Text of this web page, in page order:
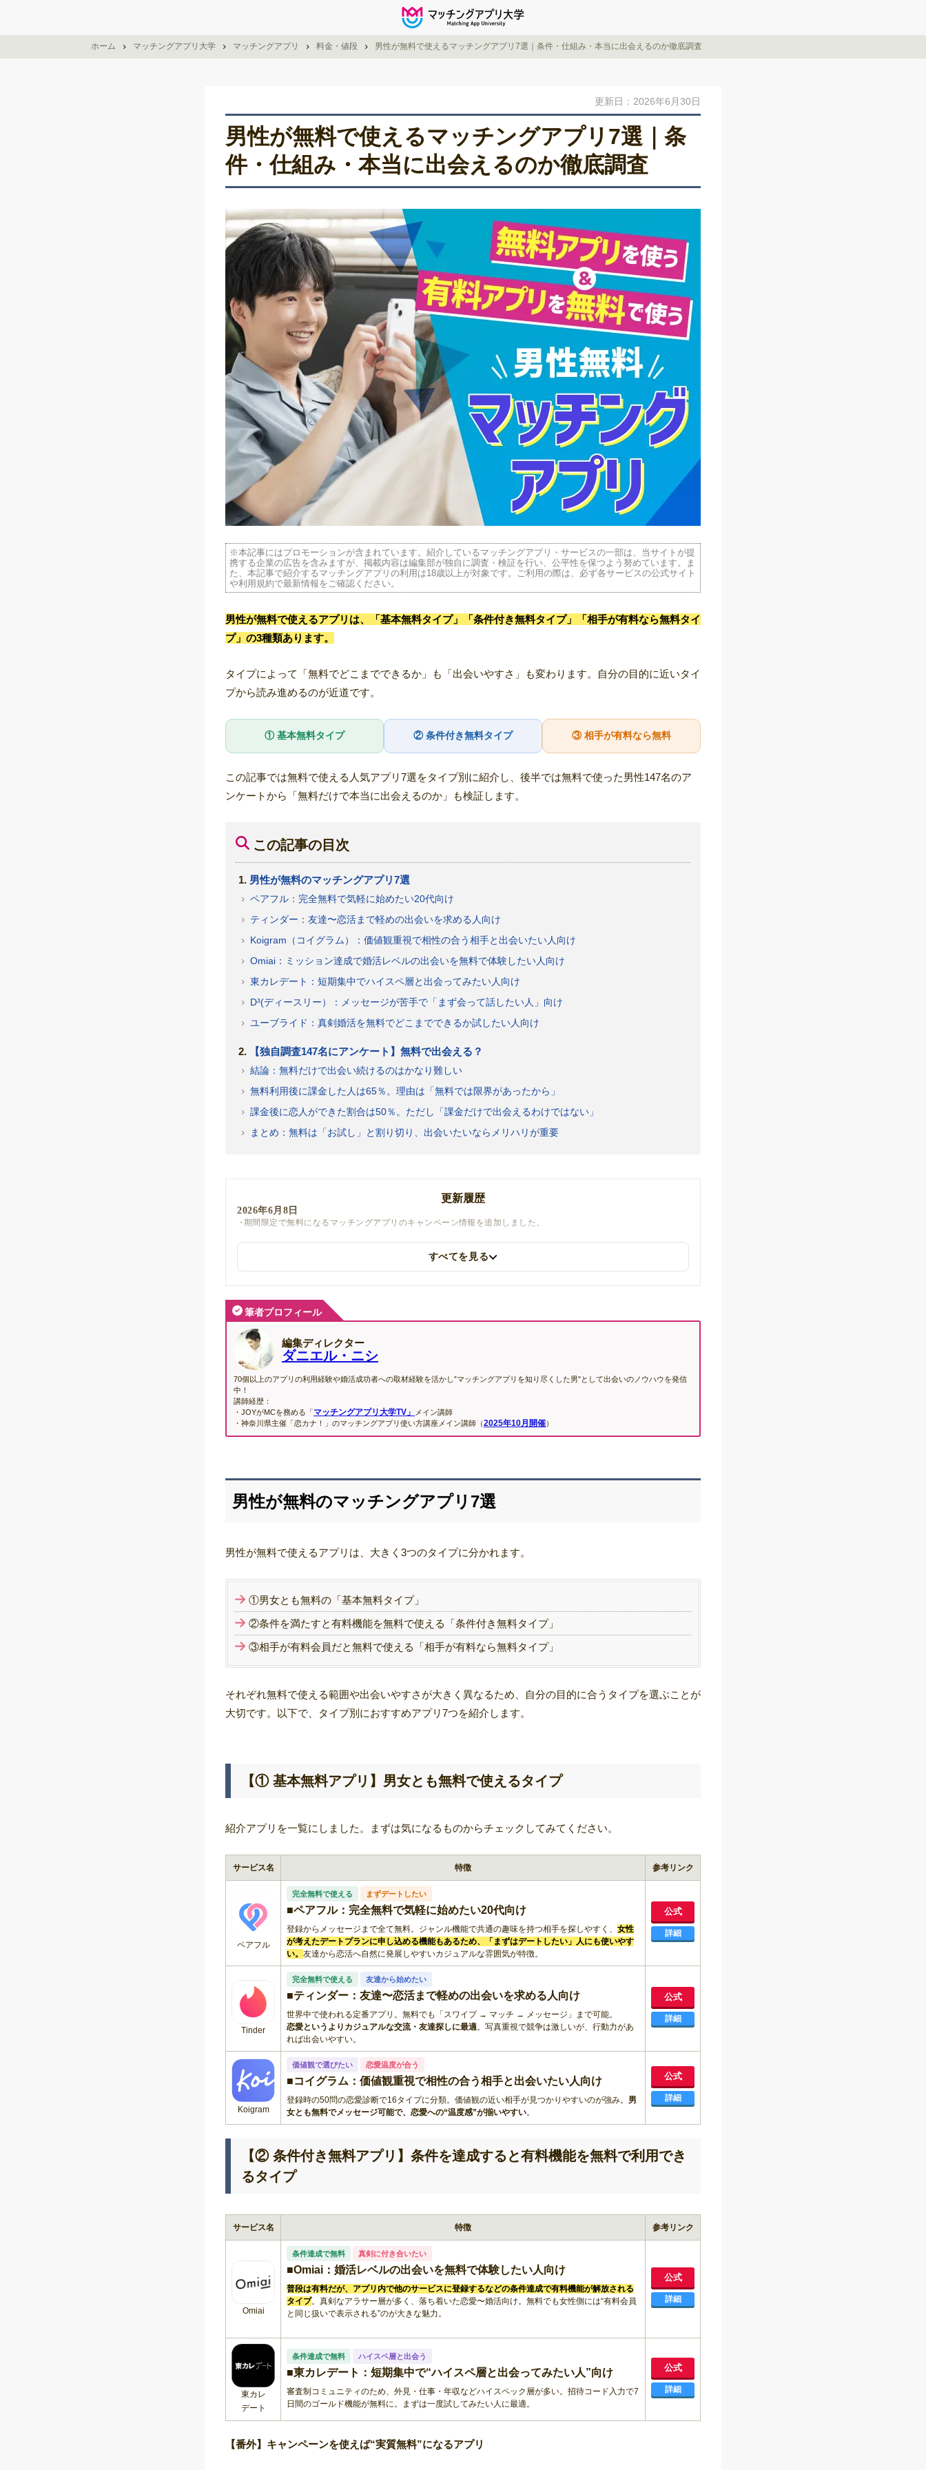
ホーム マッチングアプリ大学 マッチングアプリ 料金・値段 男性が無料で使えるマッチングアプリ7選｜条件・仕組み・本当に出会えるのか徹底調査
更新日：2026年6月30日
男性が無料で使えるマッチングアプリ7選｜条
件・仕組み・本当に出会えるのか徹底調査
※本記事にはプロモーションが含まれています。紹介しているマッチングアプリ・サービスの一部は、当サイトが提
携する企業の広告を含みますが、掲載内容は編集部が独自に調査・検証を行い、公平性を保つよう努めています。ま
た、本記事で紹介するマッチングアプリの利用は18歳以上が対象です。ご利用の際は、必ず各サービスの公式サイト
や利用規約で最新情報をご確認ください。
男性が無料で使えるアプリは、「基本無料タイプ」「条件付き無料タイプ」「相手が有料なら無料タイ
プ」の3種類あります。
タイプによって「無料でどこまでできるか」も「出会いやすさ」も変わります。自分の目的に近いタイ
プから読み進めるのが近道です。
① 基本無料タイプ ② 条件付き無料タイプ ③ 相手が有料なら無料
この記事では無料で使える人気アプリ7選をタイプ別に紹介し、後半では無料で使った男性147名のア
ンケートから「無料だけで本当に出会えるのか」も検証します。
この記事の目次
男性が無料のマッチングアプリ7選
ペアフル：完全無料で気軽に始めたい20代向け
ティンダー：友達〜恋活まで軽めの出会いを求める人向け
Koigram（コイグラム）：価値観重視で相性の合う相手と出会いたい人向け
Omiai：ミッション達成で婚活レベルの出会いを無料で体験したい人向け
東カレデート：短期集中でハイスペ層と出会ってみたい人向け
D³(ディースリー）：メッセージが苦手で「まず会って話したい人」向け
ユーブライド：真剣婚活を無料でどこまでできるか試したい人向け
【独自調査147名にアンケート】無料で出会える？
結論：無料だけで出会い続けるのはかなり難しい
無料利用後に課金した人は65％。理由は「無料では限界があったから」
課金後に恋人ができた割合は50％。ただし「課金だけで出会えるわけではない」
まとめ：無料は「お試し」と割り切り、出会いたいならメリハリが重要
更新履歴
2026年6月8日
期間限定で無料になるマッチングアプリのキャンペーン情報を追加しました。
Omiaiの年末年始キャンペーン情報を追加しました。
すべてを見る
筆者プロフィール
編集ディレクター
ダニエル・ニシ
70個以上のアプリの利用経験や婚活成功者への取材経験を活かし”マッチングアプリを知り尽くした男"として出会いのノウハウを発信
中！
講師経歴：
・JOYがMCを務める「 マッチングアプリ大学TV」
メイン講師
・神奈川県主催「恋カナ！」のマッチングアプリ使い方講座メイン講師（2025年10月開催）
男性が無料のマッチングアプリ7選
男性が無料で使えるアプリは、大きく3つのタイプに分かれます。
①男女とも無料の「基本無料タイプ」
②条件を満たすと有料機能を無料で使える「条件付き無料タイプ」
③相手が有料会員だと無料で使える「相手が有料なら無料タイプ」
それぞれ無料で使える範囲や出会いやすさが大きく異なるため、自分の目的に合うタイプを選ぶことが
大切です。以下で、タイプ別におすすめアプリ7つを紹介します。
【① 基本無料アプリ】男女とも無料で使えるタイプ
紹介アプリを一覧にしました。まずは気になるものからチェックしてみてください。
サービス名 特徴 参考リンク
ペアフル
完全無料で使える まずデートしたい
■ペアフル：完全無料で気軽に始めたい20代向け
登録からメッセージまで全て無料。ジャンル機能で共通の趣味を持つ相手を探しやすく、 女性
が考えたデートプランに申し込める機能もあるため、「まずはデートしたい」人にも使いやす
い。 友達から恋活へ自然に発展しやすいカジュアルな雰囲気が特徴。
公式
詳細
Tinder
完全無料で使える 友達から始めたい
■ティンダー：友達〜恋活まで軽めの出会いを求める人向け
世界中で使われる定番アプリ。無料でも「スワイプ → マッチ → メッセージ」まで可能。
恋愛というよりカジュアルな交流・友達探しに最適。写真重視で競争は激しいが、行動力があ
れば出会いやすい。
公式
詳細
Koigram
価値観で選びたい 恋愛温度が合う
■コイグラム：価値観重視で相性の合う相手と出会いたい人向け
登録時の50問の恋愛診断で16タイプに分類。価値観の近い相手が見つかりやすいのが強み。 男
女とも無料でメッセージ可能で、恋愛への“温度感”が揃いやすい。
公式
詳細
【② 条件付き無料アプリ】条件を達成すると有料機能を無料で利用でき
るタイプ
サービス名 特徴 参考リンク
Omiai
条件達成で無料 真剣に付き合いたい
■Omiai：婚活レベルの出会いを無料で体験したい人向け
普段は有料だが、アプリ内で他のサービスに登録するなどの条件達成で有料機能が解放される
タイプ。真剣なアラサー層が多く、落ち着いた恋愛〜婚活向け。無料でも女性側には“有料会員
と同じ扱いで表示される”のが大きな魅力。
公式
詳細
東カレ
デート
条件達成で無料 ハイスペ層と出会う
■東カレデート：短期集中で“ハイスペ層と出会ってみたい人”向け
審査制コミュニティのため、外見・仕事・年収などハイスペック層が多い。招待コード入力で7
日間のゴールド機能が無料に。まずは一度試してみたい人に最適。
公式
詳細
【番外】キャンペーンを使えば“実質無料”になるアプリ